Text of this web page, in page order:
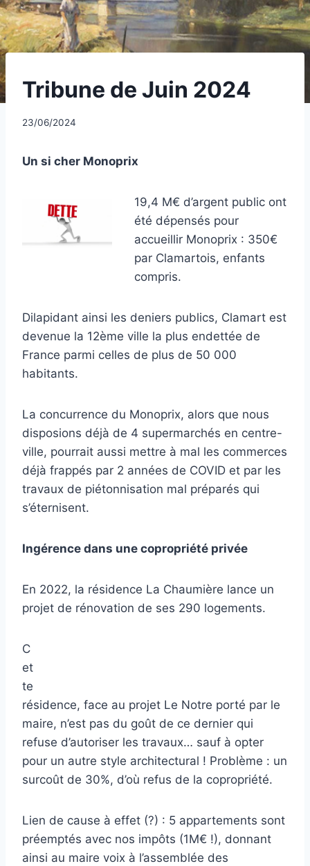
UNCATEGORIZED
Tribune de Juin 2024
Par
23/06/2024
Un si cher Monoprix
19,4 M€ d’argent public ont
été dépensés pour
accueillir Monoprix : 350€
par Clamartois, enfants
compris.
Dilapidant ainsi les deniers publics, Clamart est
devenue la 12ème ville la plus endettée de
France parmi celles de plus de 50 000
habitants.
La concurrence du Monoprix, alors que nous
disposions déjà de 4 supermarchés en centre-
ville, pourrait aussi mettre à mal les commerces
déjà frappés par 2 années de COVID et par les
travaux de piétonnisation mal préparés qui
s’éternisent.
Ingérence dans une copropriété privée
En 2022, la résidence La Chaumière lance un
projet de rénovation de ses 290 logements.
C
et
te
résidence, face au projet Le Notre porté par le
maire, n’est pas du goût de ce dernier qui
refuse d’autoriser les travaux… sauf à opter
pour un autre style architectural ! Problème : un
surcoût de 30%, d’où refus de la copropriété.
Lien de cause à effet (?) : 5 appartements sont
préemptés avec nos impôts (1M€ !), donnant
ainsi au maire voix à l’assemblée des